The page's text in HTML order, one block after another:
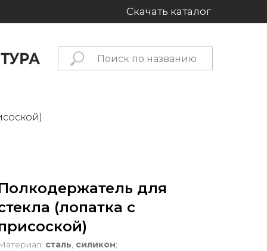
Скачать каталог
для
(лопатка с
сталь, силикон;